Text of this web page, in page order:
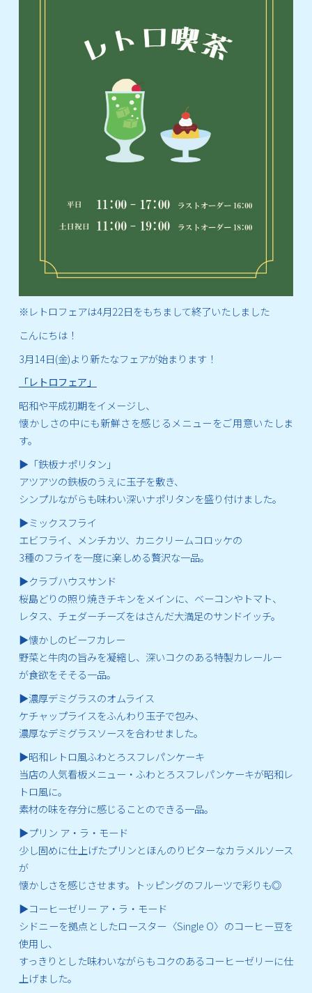
※レトロフェアは4月22日をもちまして終了いたしました
こんにちは！
3月14日(金)より新たなフェアが始まります！
「レトロフェア」
昭和や平成初期をイメージし、
懐かしさの中にも新鮮さを感じるメニューをご用意いたしま
す。
▶「鉄板ナポリタン」
アツアツの鉄板のうえに玉子を敷き、
シンプルながらも味わい深いナポリタンを盛り付けました。
▶ミックスフライ
エビフライ、メンチカツ、カニクリームコロッケの
3種のフライを一度に楽しめる贅沢な一品。
▶クラブハウスサンド
桜島どりの照り焼きチキンをメインに、ベーコンやトマト、
レタス、チェダーチーズをはさんだ大満足のサンドイッチ。
▶懐かしのビーフカレー
野菜と牛肉の旨みを凝縮し、深いコクのある特製カレールー
が食欲をそそる一品。
▶濃厚デミグラスのオムライス
ケチャップライスをふんわり玉子で包み、
濃厚なデミグラスソースを合わせました。
▶昭和レトロ風ふわとろスフレパンケーキ
当店の人気看板メニュー・ふわとろスフレパンケーキが昭和レ
トロ風に。
素材の味を存分に感じることのできる一品。
▶プリン ア・ラ・モード
少し固めに仕上げたプリンとほんのりビターなカラメルソース
が
懐かしさを感じさせます。トッピングのフルーツで彩りも◎
▶コーヒーゼリー ア・ラ・モード
シドニーを拠点としたロースター〈Single O〉のコーヒー豆を
使用し、
すっきりとした味わいながらもコクのあるコーヒーゼリーに仕
上げました。